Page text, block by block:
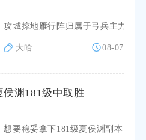
攻城掠地雁行阵归属于弓兵主力兵
大哈 08-07
渊181级中取胜
想要稳妥拿下181级夏侯渊副本，核